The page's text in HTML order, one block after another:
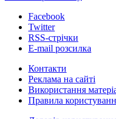
Facebook
Twitter
RSS-стрічки
E-mail розсилка
Контакти
Реклама на сайті
Використання
Правила